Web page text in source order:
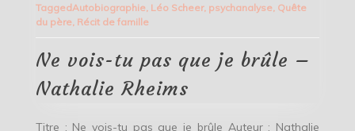
tu
brûle
TaggedAutobiographie, Léo Scheer, psychanalyse, Quête
du père, Récit de famille
Ne vois-tu pas que je brûle –
Nathalie Rheims
Titre : Ne vois-tu pas que je brûle Auteur : Nathalie